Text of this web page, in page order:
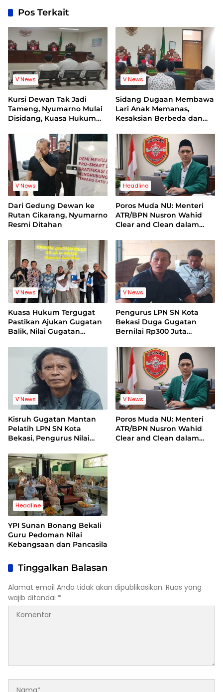
Pos Terkait
V News
Kursi Dewan Tak Jadi
Tameng, Nyumarno Mulai
Disidang, Kuasa Hukum
Hukum Bebas Intervensi
V News
Sidang Dugaan Membawa
Lari Anak Memanas,
Kesaksian Berbeda dan
V News
Dari Gedung Dewan ke
Rutan Cikarang, Nyumarno
Resmi Ditahan
Headline
Poros Muda NU: Menteri
ATR/BPN Nusron Wahid
Clear and Clean dalam
Kuansing
V News
Kuasa Hukum Tergugat
Pastikan Ajukan Gugatan
Balik, Nilai Gugatan
Legal Standing
V News
Pengurus LPN SN Kota
Bekasi Duga Gugatan
Bernilai Rp300 Juta
Terhadap Lembaga
V News
Kisruh Gugatan Mantan
Pelatih LPN SN Kota
Bekasi, Pengurus Nilai
Berdasar
V News
Poros Muda NU: Menteri
ATR/BPN Nusron Wahid
Clear and Clean dalam
Headline
YPI Sunan Bonang Bekali
Guru Pedoman Nilai
Kebangsaan dan Pancasila
Tinggalkan Balasan
Alamat email Anda tidak akan dipublikasikan. Ruas yang
wajib ditandai *